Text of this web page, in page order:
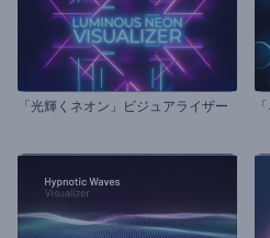
「光輝くネオン」ビジュアライザー